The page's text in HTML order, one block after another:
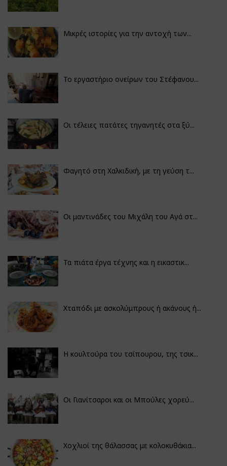
Μικρές ιστορίες για την αντοχή των...
Το εργαστήριο ονείρων του Στέφανου...
Οι τέλειες πατάτες τηγανητές στα ξύ...
Φαγητό στη Χαλκιδική, με τη γεύση τ...
Οι μαντινάδες του Μιχάλη του Αγά στ...
Τα πιάτα έργα τέχνης και η εικαστικ...
Χταπόδι με ασκολύμπρους ή ακάνους ή...
Η κουλτούρα του τσίπουρου, της τσικ...
Οι Γιανίτσαροι και οι Μπούλες χορεύ...
Χοχλιοί της θάλασσας με κολοκυθάκια...